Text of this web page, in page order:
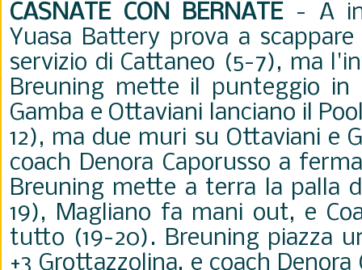
CASNATE CON BERNATE- A
Yuasa Battery prova a
servizio di Cattaneo (5-7), ma
Breuning mette il punteggio
Gamba e Ottaviani lanciano il
12), ma due muri su Ottaviani e
coach Denora Caporusso a
Breuning mette a terra la palla
19), Magliano fa mani out, e
tutto (19-20). Breuning piazza
+3 Grottazzolina, e coach Denora